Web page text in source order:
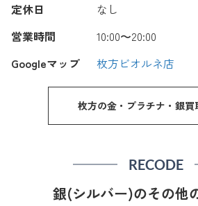
定休日
なし
営業時間
10:00〜20:00
Googleマップ
枚方ビオルネ店
枚方の金・プラチナ・銀買
RECODE
銀(シルバー)のその他